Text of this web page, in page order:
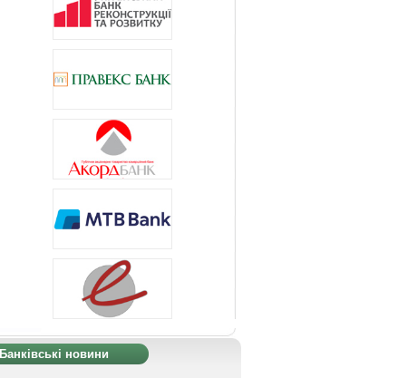
Банківські новини